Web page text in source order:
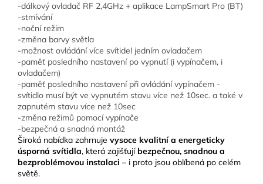
-dálkový ovladač RF 2,4GHz + aplikace LampSmart Pro (BT)
-stmívání
-noční režim
-změna barvy světla
-možnost ovládání více svítidel jedním ovladačem
-paměť posledního nastavení po vypnutí (i vypínačem, i
ovladačem)
-paměť posledního nastavení při ovládání vypínačem -
svítidlo musí být ve vypnutém stavu více než 10sec. a také v
zapnutém stavu více než 10sec
-změna režimů pomocí vypínače
-bezpečná a snadná montáž
Široká nabídka zahrnuje vysoce kvalitní a energeticky
úsporná svítidla, která zajišťují bezpečnou, snadnou a
bezproblémovou instalaci – i proto jsou oblíbená po celém
světě.